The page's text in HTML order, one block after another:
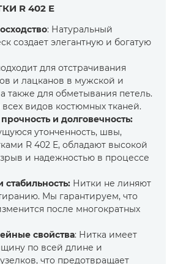
R 402 E
: Натуральный
создает элегантную и богатую
для отстрачивания
и лацканов в мужской и
также для обметывания петель.
видов костюмных тканей.
и долговечность:
утонченность, швы,
R 402 E, обладают высокой
и надежностью в процессе
стабильность: Нитки не линяют
Мы гарантируем, что
после многократных
свойства: Нитка имеет
по всей длине и
что предотвращает